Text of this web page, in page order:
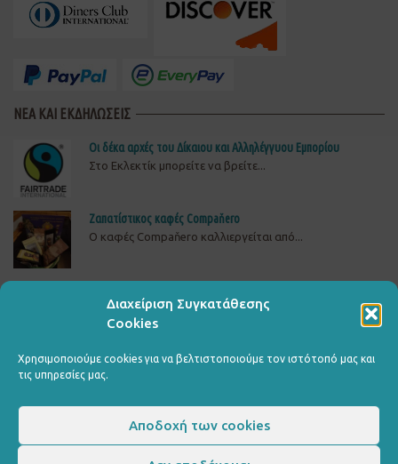
Διαχείριση Συγκατάθεσης
Cookies
Χρησιμοποιούμε cookies για να βελτιστοποιούμε τον ιστότοπό μας και
τις υπηρεσίες μας.
Αποδοχή των cookies
ΝΕΑ ΚΑΙ ΕΚΔΗΛΩΣΕΙΣ
Οι δέκα αρχές του Δίκαιου και Αλληλέγγυου Εμπορίου
Στο Εκλεκτίκ μπορείτε να βρείτε...
Ζαπατίστικος καφές Compaňero
O καφές Compaňero καλλιεργείται από...
ΔΕΙΤΕ, ΥΠΟΓΡΑΨΤΕ ΚΑΙ ΔΙΑΔΩΣΤΕΤΗΝ ΚΑΜΠΑΝΙΑ...